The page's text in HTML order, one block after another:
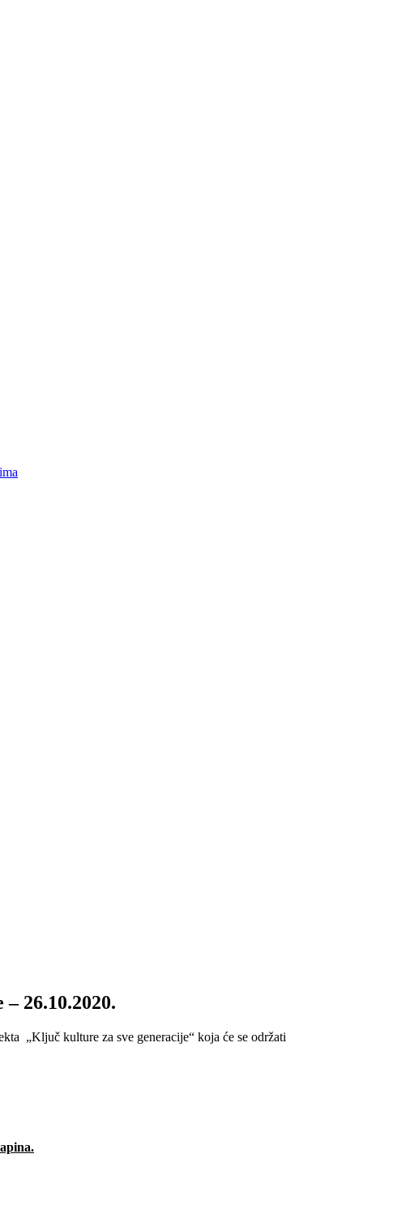
26.10.2020.
„Ključ kulture za sve generacije“ koja će se održati